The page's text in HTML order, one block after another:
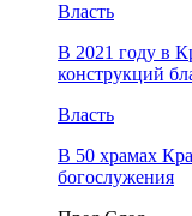
Власть
В 2021 году в
конструкций
Власть
В 50 храмах
богослужения